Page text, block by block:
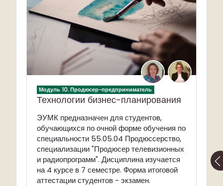
Модуль 10. Продюсер-предприниматель
Технологии бизнес-планирования
ЭУМК предназначен для студентов,
обучающихся по очной форме обучения по
специальности 55.05.04 Продюссерство,
специализации "Продюсер телевизионных
и радиопрограмм". Дисциплина изучается
на 4 курсе в 7 семестре. Форма итоговой
аттестации студентов - экзамен.